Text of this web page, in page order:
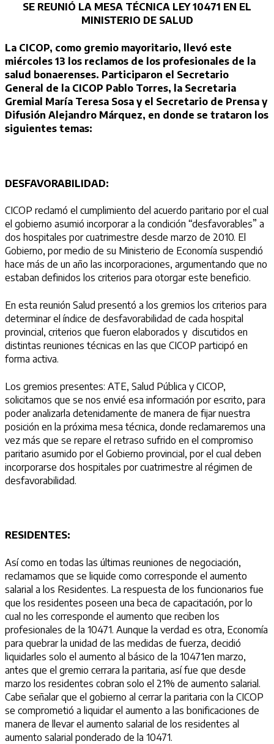
SE REUNIÓ LA MESA TÉCNICA LEY 10471 EN EL
MINISTERIO DE SALUD
La CICOP, como gremio mayoritario, llevó este
miércoles 13 los reclamos de los profesionales de la
salud bonaerenses. Participaron el Secretario
General de la CICOP Pablo Torres, la Secretaria
Gremial María Teresa Sosa y el Secretario de Prensa y
Difusión Alejandro Márquez, en donde se trataron los
siguientes temas:
DESFAVORABILIDAD:
CICOP reclamó el cumplimiento del acuerdo paritario por el cual
el gobierno asumió incorporar a la condición “desfavorables” a
dos hospitales por cuatrimestre desde marzo de 2010. El
Gobierno, por medio de su Ministerio de Economía suspendió
hace más de un año las incorporaciones, argumentando que no
estaban definidos los criterios para otorgar este beneficio.
En esta reunión Salud presentó a los gremios los criterios para
determinar el índice de desfavorabilidad de cada hospital
provincial, criterios que fueron elaborados y discutidos en
distintas reuniones técnicas en las que CICOP participó en
forma activa.
Los gremios presentes: ATE, Salud Pública y CICOP,
solicitamos que se nos envié esa información por escrito, para
poder analizarla detenidamente de manera de fijar nuestra
posición en la próxima mesa técnica, donde reclamaremos una
vez más que se repare el retraso sufrido en el compromiso
paritario asumido por el Gobierno provincial, por el cual deben
incorporarse dos hospitales por cuatrimestre al régimen de
desfavorabilidad.
RESIDENTES:
Así como en todas las últimas reuniones de negociación,
reclamamos que se liquide como corresponde el aumento
salarial a los Residentes. La respuesta de los funcionarios fue
que los residentes poseen una beca de capacitación, por lo
cual no les corresponde el aumento que reciben los
profesionales de la 10471. Aunque la verdad es otra, Economía
para quebrar la unidad de las medidas de fuerza, decidió
liquidarles solo el aumento al básico de la 10471en marzo,
antes que el gremio cerrara la paritaria, así fue que desde
marzo los residentes cobran solo el 21% de aumento salarial.
Cabe señalar que el gobierno al cerrar la paritaria con la CICOP
se comprometió a liquidar el aumento a las bonificaciones de
manera de llevar el aumento salarial de los residentes al
aumento salarial ponderado de la 10471.